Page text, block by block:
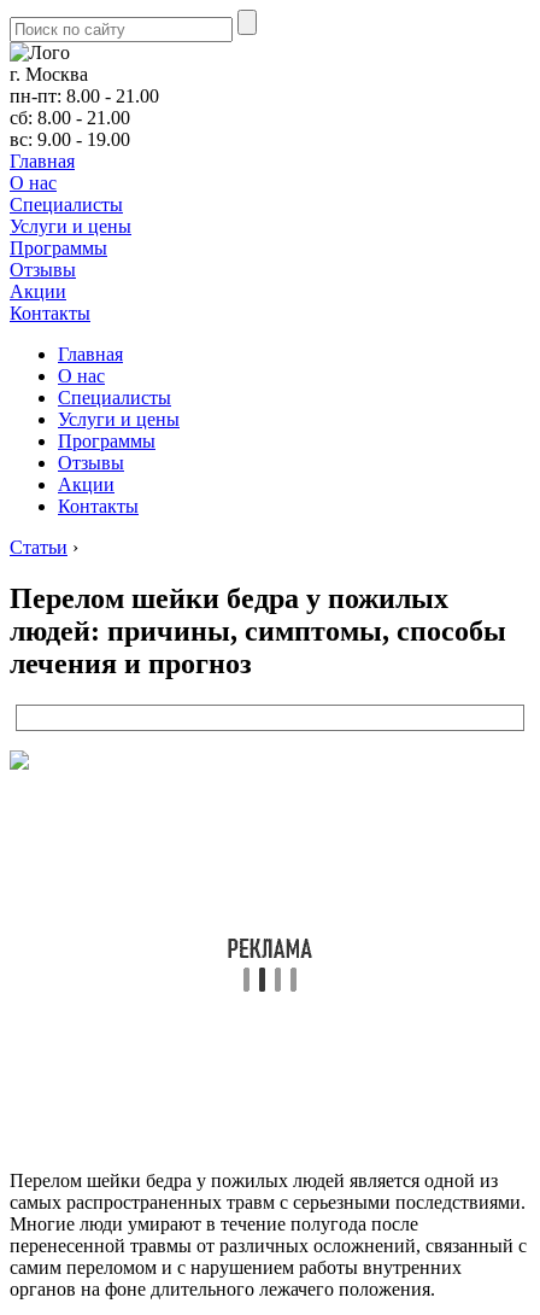
г. Москва
пн-пт: 8.00 - 21.00
сб: 8.00 - 21.00
вс: 9.00 - 19.00
Главная
О нас
Cпециалисты
Услуги и цены
Программы
Отзывы
Акции
Контакты
Главная
О нас
Cпециалисты
Услуги и цены
Программы
Отзывы
Акции
Контакты
Статьи ›
Перелом шейки бедра у пожилых
людей: причины, симптомы, способы
лечения и прогноз
Перелом шейки бедра у пожилых людей является одной из
самых распространенных травм с серьезными последствиями.
Многие люди умирают в течение полугода после
перенесенной травмы от различных осложнений, связанный с
самим переломом и с нарушением работы внутренних
органов на фоне длительного лежачего положения.